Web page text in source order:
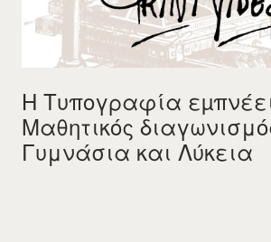
Η Τυπογραφία
Μαθητικός
Γυμνάσια και Λύκεια